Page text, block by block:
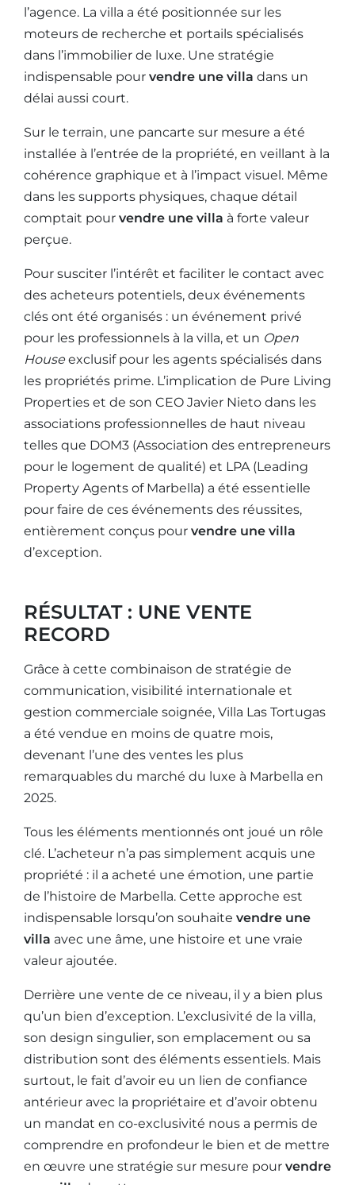
l’agence. La villa a été positionnée sur les
moteurs de recherche et portails spécialisés
dans l’immobilier de luxe. Une stratégie
indispensable pour vendre une villa dans un
délai aussi court.
Sur le terrain, une pancarte sur mesure a été
installée à l’entrée de la propriété, en veillant à la
cohérence graphique et à l’impact visuel. Même
dans les supports physiques, chaque détail
comptait pour vendre une villa à forte valeur
perçue.
Pour susciter l’intérêt et faciliter le contact avec
des acheteurs potentiels, deux événements
clés ont été organisés : un événement privé
pour les professionnels à la villa, et un Open
Houseexclusif pour les agents spécialisés dans
les propriétés prime. L’implication de Pure Living
Properties et de son CEO Javier Nieto dans les
associations professionnelles de haut niveau
telles que DOM3 (Association des entrepreneurs
pour le logement de qualité) et LPA (Leading
Property Agents of Marbella) a été essentielle
pour faire de ces événements des réussites,
entièrement conçus pour vendre une villa
d’exception.
RÉSULTAT : UNE VENTE
RECORD
Grâce à cette combinaison de stratégie de
communication, visibilité internationale et
gestion commerciale soignée, Villa Las Tortugas
a été vendue en moins de quatre mois,
devenant l’une des ventes les plus
remarquables du marché du luxe à Marbella en
2025.
Tous les éléments mentionnés ont joué un rôle
clé. L’acheteur n’a pas simplement acquis une
propriété : il a acheté une émotion, une partie
de l’histoire de Marbella. Cette approche est
indispensable lorsqu’on souhaite vendre une
villa avec une âme, une histoire et une vraie
valeur ajoutée.
Derrière une vente de ce niveau, il y a bien plus
qu’un bien d’exception. L’exclusivité de la villa,
son design singulier, son emplacement ou sa
distribution sont des éléments essentiels. Mais
surtout, le fait d’avoir eu un lien de confiance
antérieur avec la propriétaire et d’avoir obtenu
un mandat en co-exclusivité nous a permis de
comprendre en profondeur le bien et de mettre
en œuvre une stratégie sur mesure pour vendre